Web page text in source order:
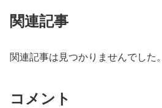
関連記事
関連記事は見つかりませんでした。
コメント